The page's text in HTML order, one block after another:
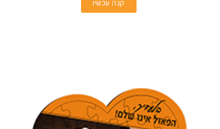
קנה עכשיו